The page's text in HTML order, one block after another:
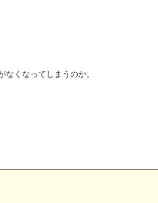
くなってしまうのか。